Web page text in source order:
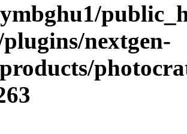
nextgen-